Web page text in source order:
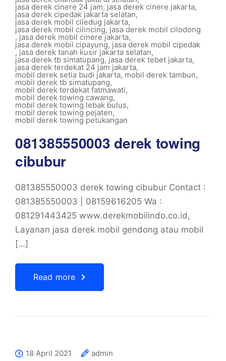
jasa derek cinere 24 jam, jasa derek cinere jakarta,
jasa derek cipedak jakarta selatan,
jasa derek mobil ciledug jakarta,
jasa derek mobil cilincing, jasa derek mobil cilodong
, jasa derek mobil cinere jakarta,
jasa derek mobil cipayung, jasa derek mobil cipedak
, jasa derek tanah kusir jakarta selatan,
jasa derek tb simatupang, jasa derek tebet jakarta,
jasa derek terdekat 24 jam jakarta,
mobil derek setia budi jakarta, mobil derek tambun,
mobil derek tb simatupang,
mobil derek terdekat fatmawati,
mobil derek towing cawang,
mobil derek towing lebak bulus,
mobil derek towing pejaten,
mobil derek towing petukangan
081385550003 derek towing
cibubur
081385550003 derek towing cibubur Contact :
081385550003 | 08159616205 Wa :
081291443425 www.derekmobilindo.co.id,
Layanan jasa derek mobil gendong atau mobil
[…]
Read more
18 April 2021
admin